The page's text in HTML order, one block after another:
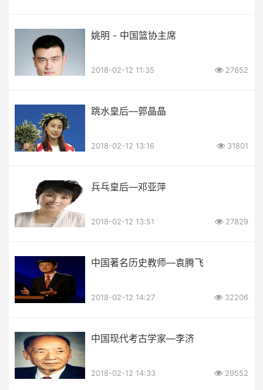
姚明 - 中国篮协主席
2018-02-12 11:35 27852
跳水皇后—郭晶晶
2018-02-12 13:16 31801
兵乓皇后—邓亚萍
2018-02-12 13:51 27829
中国著名历史教师—袁腾飞
2018-02-12 14:27 32206
中国现代考古学家—李济
2018-02-12 14:33 29552